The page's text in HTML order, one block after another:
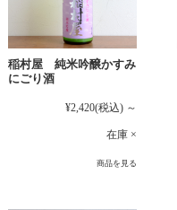
稲村屋 純米吟醸かすみ
にごり酒
¥2,420(税込) ～
在庫 ×
商品を見る